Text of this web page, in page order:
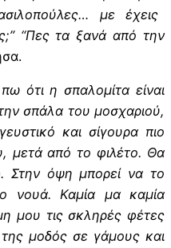
με έχεις
“Πες τα ξανά από την
ότι η σπαλομίτα είναι
σπάλα του μοσχαριού,
και σίγουρα πιο
μετά από το φιλέτο. Θα
Στην όψη μπορεί να το
νουά. Καμία μα καμία
μου τις σκληρές φέτες
μοδός σε γάμους και